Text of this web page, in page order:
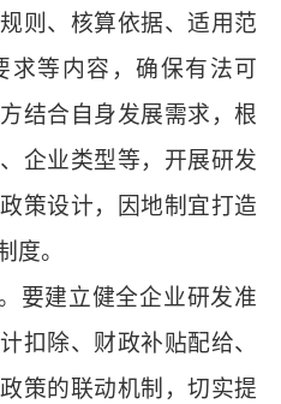
则、核算依据、适用范
求等内容，确保有法可
结合自身发展需求，根
企业类型等，开展研发
策设计，因地制宜打造
。
建立健全企业研发准
扣除、财政补贴配给、
策的联动机制，切实提